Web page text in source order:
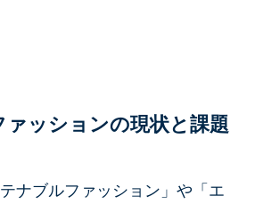
ッションの現状と課題
ナブルファッション」や「エ